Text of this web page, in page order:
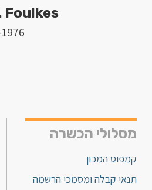
Foulkes
מסלולי הכשרה
קמפוס המכון
תנאי קבלה ומסמכי הרשמה